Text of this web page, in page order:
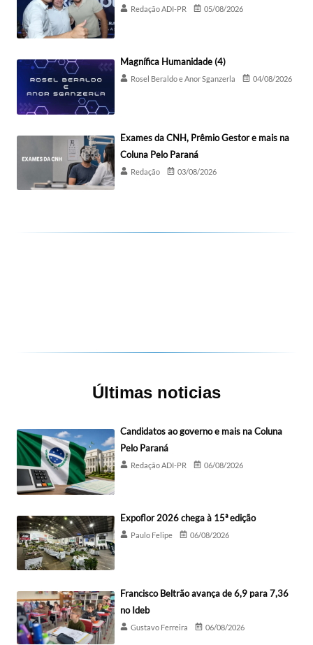
Redação ADI-PR 05/08/2026
Magnífica Humanidade (4)
Rosel Beraldo e Anor Sganzerla 04/08/2026
Exames da CNH, Prêmio Gestor e mais na
Coluna Pelo Paraná
Redação 03/08/2026
Últimas noticias
Candidatos ao governo e mais na Coluna
Pelo Paraná
Redação ADI-PR 06/08/2026
Expoflor 2026 chega à 15ª edição
Paulo Felipe 06/08/2026
Francisco Beltrão avança de 6,9 para 7,36
no Ideb
Gustavo Ferreira 06/08/2026